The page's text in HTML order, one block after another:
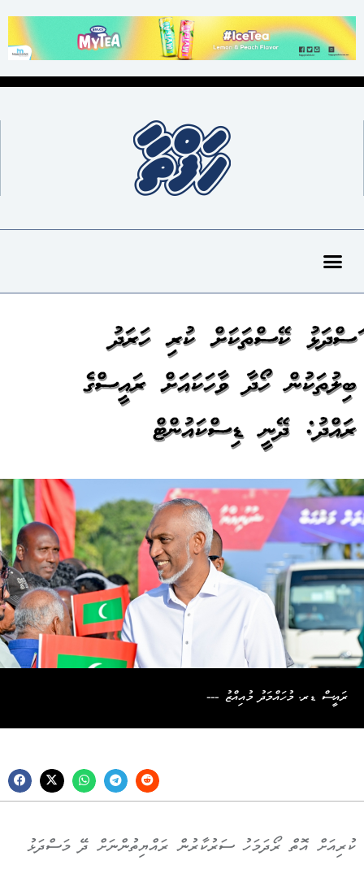
މަސްދަޅު ކޭސްތަކަށް ކުރި ހަރަދު
ބިލުތަކުން ހޯދާ ވާހަކައަށް ރައީސްގެ
ރައްދު: ދޭނީ ޑިސްކައުންޓް
ރައީސް ޑރ. މުހައްމަދު މުއިއްޒު ---
ކުރިއަށް އޮތް ރޯދަމަހު ސަރުކާރުން ރައްޔިތުންނަށް ދޭ މަސްދަޅު